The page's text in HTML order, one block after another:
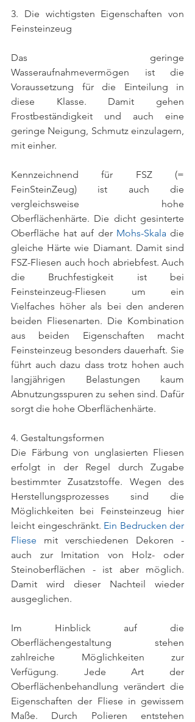
3. Die wichtigsten Eigenschaften von
Feinsteinzeug
Das geringe
Wasseraufnahmevermögen ist die
Voraussetzung für die Einteilung in
diese Klasse. Damit gehen
Frostbeständigkeit und auch eine
geringe Neigung, Schmutz einzulagern,
mit einher.
Kennzeichnend für FSZ (=
FeinSteinZeug) ist auch die
vergleichsweise hohe
Oberflächenhärte. Die dicht gesinterte
Oberfläche hat auf der Mohs-Skala die
gleiche Härte wie Diamant. Damit sind
FSZ-Fliesen auch hoch abriebfest. Auch
die Bruchfestigkeit ist bei
Feinsteinzeug-Fliesen um ein
Vielfaches höher als bei den anderen
beiden Fliesenarten. Die Kombination
aus beiden Eigenschaften macht
Feinsteinzeug besonders dauerhaft. Sie
führt auch dazu dass trotz hohen auch
langjährigen Belastungen kaum
Abnutzungsspuren zu sehen sind. Dafür
sorgt die hohe Oberflächenhärte.
4. Gestaltungsformen
Die Färbung von unglasierten Fliesen
erfolgt in der Regel durch Zugabe
bestimmter Zusatzstoffe. Wegen des
Herstellungsprozesses sind die
Möglichkeiten bei Feinsteinzeug hier
leicht eingeschränkt. Ein Bedrucken der
Fliese mit verschiedenen Dekoren -
auch zur Imitation von Holz- oder
Steinoberflächen - ist aber möglich.
Damit wird dieser Nachteil wieder
ausgeglichen.
Im Hinblick auf die
Oberflächengestaltung stehen
zahlreiche Möglichkeiten zur
Verfügung. Jede Art der
Oberflächenbehandlung verändert die
Eigenschaften der Fliese in gewissem
Maße. Durch Polieren entstehen